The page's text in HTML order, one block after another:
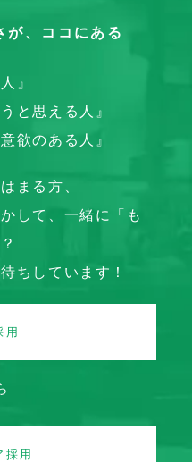
が、ココにある
』
と思える人』
欲のある人』
まる方、
して、一緒に「も
ちしています！
用
採用